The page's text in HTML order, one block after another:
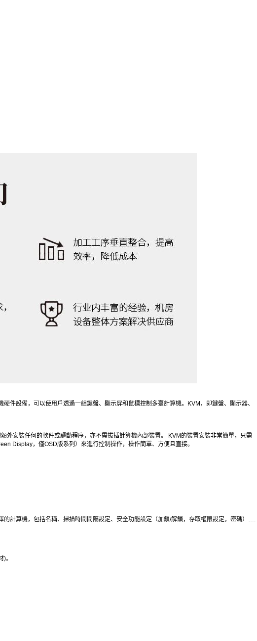
件設備，可以使用戶透過一組鍵盤、顯示屏和鼠標控制多臺計算機。KVM，即鍵盤、顯示器、
安裝任何的軟件或驅動程序，亦不需拔插計算機內部裝置。 KVM的裝置安裝非常簡單，只需
Display，僅OSD版系列）來進行控制操作，操作簡單、方便且直接。
計算機，包括名稱、掃描時間間隔設定、安全功能設定（加鎖/解鎖，存取權限設定，密碼）….
。